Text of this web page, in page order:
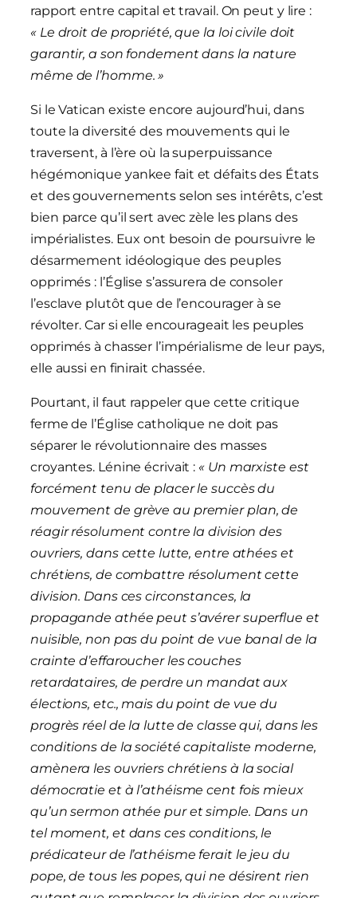
rapport entre capital et travail. On peut y lire :
« Le droit de propriété, que la loi civile doit
garantir, a son fondement dans la nature
même de l’homme. »
Si le Vatican existe encore aujourd’hui, dans
toute la diversité des mouvements qui le
traversent, à l’ère où la superpuissance
hégémonique yankee fait et défaits des États
et des gouvernements selon ses intérêts, c’est
bien parce qu’il sert avec zèle les plans des
impérialistes. Eux ont besoin de poursuivre le
désarmement idéologique des peuples
opprimés : l’Église s’assurera de consoler
l’esclave plutôt que de l’encourager à se
révolter. Car si elle encourageait les peuples
opprimés à chasser l’impérialisme de leur pays,
elle aussi en finirait chassée.
Pourtant, il faut rappeler que cette critique
ferme de l’Église catholique ne doit pas
séparer le révolutionnaire des masses
croyantes. Lénine écrivait : « Un marxiste est
forcément tenu de placer le succès du
mouvement de grève au premier plan, de
réagir résolument contre la division des
ouvriers, dans cette lutte, entre athées et
chrétiens, de combattre résolument cette
division. Dans ces circonstances, la
propagande athée peut s’avérer superflue et
nuisible, non pas du point de vue banal de la
crainte d’effaroucher les couches
retardataires, de perdre un mandat aux
élections, etc., mais du point de vue du
progrès réel de la lutte de classe qui, dans les
conditions de la société capitaliste moderne,
amènera les ouvriers chrétiens à la social
démocratie et à l’athéisme cent fois mieux
qu’un sermon athée pur et simple. Dans un
tel moment, et dans ces conditions, le
prédicateur de l’athéisme ferait le jeu du
pope, de tous les popes, qui ne désirent rien